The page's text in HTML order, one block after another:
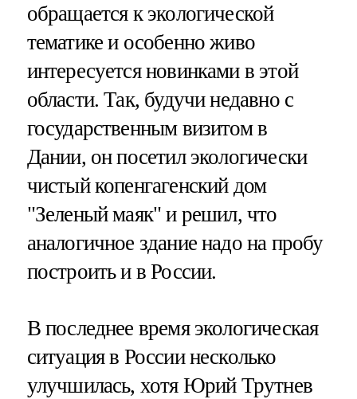
обращается к экологической
тематике и особенно живо
интересуется новинками в этой
области. Так, будучи недавно с
государственным визитом в
Дании, он посетил экологически
чистый копенгагенский дом
"Зеленый маяк" и решил, что
аналогичное здание надо на пробу
построить и в России.
В последнее время экологическая
ситуация в России несколько
улучшилась, хотя Юрий Трутнев